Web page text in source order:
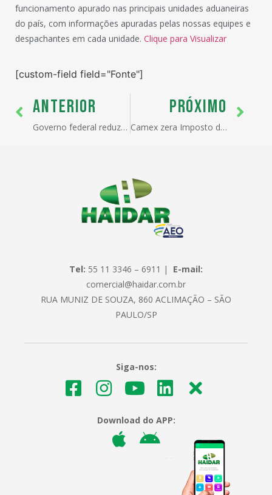
funcionamento apurado nas principais unidades aduaneiras
do país, com informações apuradas pelas nossas equipes e
despachantes em cada unidade. Clique para Visualizar
[custom-field field="Fonte"]
ANTERIOR
Governo federal reduz alíquotas do IPI para produtos industrializados
PRÓXIMO
Camex zera Imposto de Importação de 30 produtos para setor aeronáutico
Tel: 55 11 3346 – 6911 | E-mail:
comercial@haidar.com.br
RUA MUNIZ DE SOUZA, 860 ACLIMAÇÃO – SÃO
PAULO/SP
Siga-nos:
Download do APP: